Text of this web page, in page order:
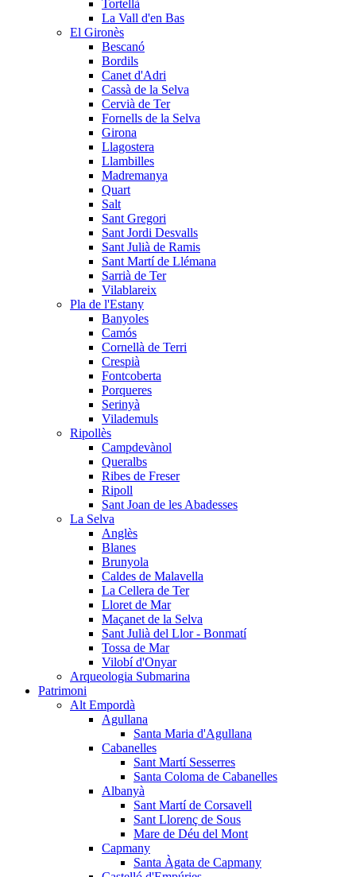
Tortellà
La Vall d'en Bas
El Gironès
Bescanó
Bordils
Canet d'Adri
Cassà de la Selva
Cervià de Ter
Fornells de la Selva
Girona
Llagostera
Llambilles
Madremanya
Quart
Salt
Sant Gregori
Sant Jordi Desvalls
Sant Julià de Ramis
Sant Martí de Llémana
Sarrià de Ter
Vilablareix
Pla de l'Estany
Banyoles
Camós
Cornellà de Terri
Crespià
Fontcoberta
Porqueres
Serinyà
Vilademuls
Ripollès
Campdevànol
Queralbs
Ribes de Freser
Ripoll
Sant Joan de les Abadesses
La Selva
Anglès
Blanes
Brunyola
Caldes de Malavella
La Cellera de Ter
Lloret de Mar
Maçanet de la Selva
Sant Julià del Llor - Bonmatí
Tossa de Mar
Vilobí d'Onyar
Arqueologia Submarina
Patrimoni
Alt Empordà
Agullana
Santa Maria d'Agullana
Cabanelles
Sant Martí Sesserres
Santa Coloma de Cabanelles
Albanyà
Sant Martí de Corsavell
Sant Llorenç de Sous
Mare de Déu del Mont
Capmany
Santa Àgata de Capmany